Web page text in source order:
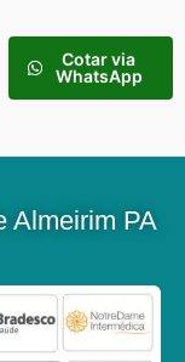
Cotar via
WhatsApp
Almeirim PA